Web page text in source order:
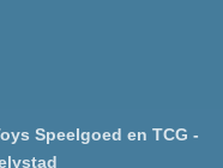
Speelgoed en TCG -